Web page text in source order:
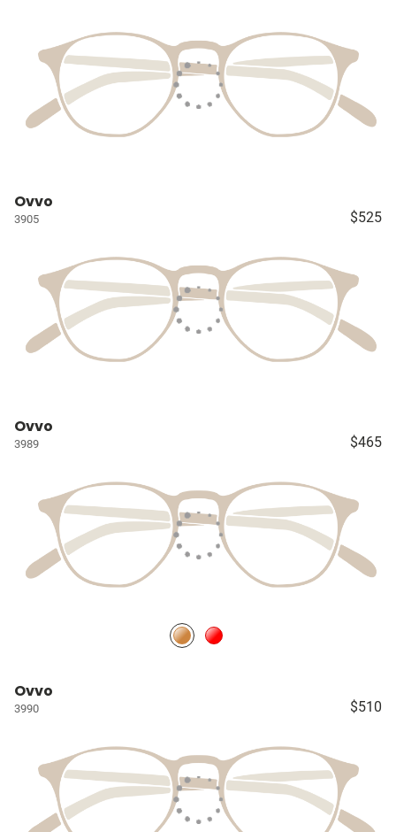
Ovvo
3905 $525
Ovvo
3989 $465
Ovvo
3990 $510